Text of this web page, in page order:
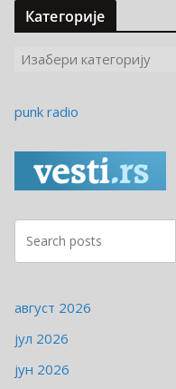
Категорије
е
р
punk radio
август 2026
јул 2026
јун 2026